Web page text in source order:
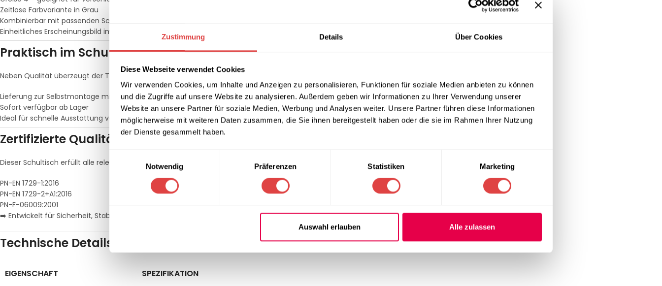
Zustimmung Details Über Cookies
Diese Webseite verwendet Cookies
Wir verwenden Cookies, um Inhalte und Anzeigen zu personalisieren, Funktionen für soziale Medien anbieten zu können
und die Zugriffe auf unsere Website zu analysieren. Außerdem geben wir Informationen zu Ihrer Verwendung unserer
Website an unsere Partner für soziale Medien, Werbung und Analysen weiter. Unsere Partner führen diese Informationen
möglicherweise mit weiteren Daten zusammen, die Sie ihnen bereitgestellt haben oder die sie im Rahmen Ihrer Nutzung
der Dienste gesammelt haben.
Notwendig
Präferenzen Statistiken Marketing
Auswahl erlauben Alle zulassen
Zeitlose Farbvariante in Grau
Kombinierbar mit passenden Schulstühlen
Einheitliches Erscheinungsbild im Klassenraum
Praktisch im Schulalltag
Neben Qualität überzeugt der Tisch auch durch einfache Handhabung.
Lieferung zur Selbstmontage mit Anleitung
Sofort verfügbar ab Lager
Ideal für schnelle Ausstattung von Klassenräumen
Zertifizierte Qualität für Bildungseinrichtungen
Dieser Schultisch erfüllt alle relevanten Normen für Schulmöbel:
PN-EN 1729-1:2016
PN-EN 1729-2+A1:2016
PN-F-06009:2001
➡️ Entwickelt für Sicherheit, Stabilität und langfristigen Einsatz im Schulalltag.
Technische Details im Überblick
EIGENSCHAFT SPEZIFIKATION